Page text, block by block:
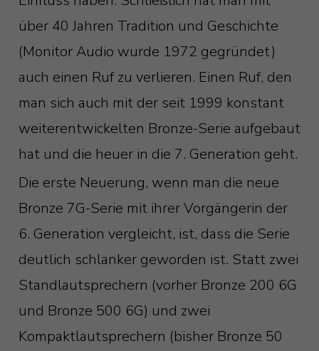
über 40 Jahren Tradition und Geschichte
(Monitor Audio wurde 1972 gegründet)
auch einen Ruf zu verlieren. Einen Ruf, den
man sich auch mit der seit 1999 konstant
weiterentwickelten Bronze-Serie aufgebaut
hat und die heuer in die 7. Generation geht.
Die erste Neuerung, wenn man die neue
Bronze 7G-Serie mit ihrer Vorgängerin der
6. Generation vergleicht, ist, dass die Serie
deutlich schlanker geworden ist. Statt zwei
Standlautsprechern (vorher Bronze 200 6G
und Bronze 500 6G) und zwei
Kompaktlautsprechern (bisher Bronze 50